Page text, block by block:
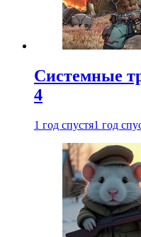
Системные
4
1 год спустя1 год